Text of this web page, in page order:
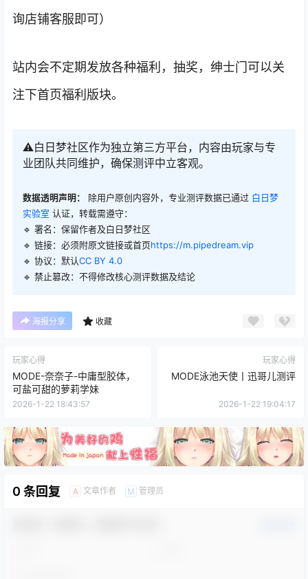
询店铺客服即可）
站内会不定期发放各种福利，抽奖，绅士门可以关
注下首页福利版块。
⚠️白日梦社区作为独立第三方平台，内容由玩家与专
业团队共同维护，确保测评中立客观。
数据透明声明： 除用户原创内容外，专业测评数据已通过 白日梦
实验室 认证，转载需遵守：
🔹 署名：保留作者及白日梦社区
🔹 链接：必须附原文链接或首页https://m.pipedream.vip
🔹 协议：默认CC BY 4.0
🔹 禁止篡改：不得修改核心测评数据及结论
海报分享 收藏
玩家心得
MODE-奈奈子-中庸型胶体，
可盐可甜的萝莉学妹
2026-1-22 18:43:57
玩家心得
MODE泳池天使丨迅哥儿测评
2026-1-22 19:04:17
0 条回复 A 文章作者 M 管理员